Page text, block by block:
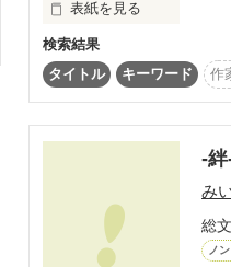
ステータス
全て
完結
作品の長さ
コンテスト
表紙を見る
公爵令嬢のアリエルは
幼なじみだ。
しかし、数年後
「アリエル……あのね、
検索結果
タイトル
キーワード 作
-
み
総
ノ